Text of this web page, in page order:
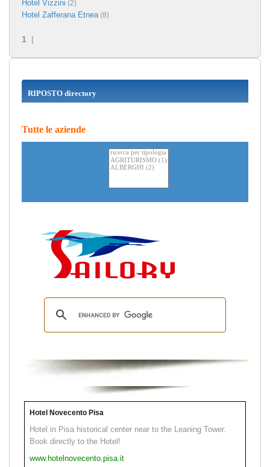
Hotel Vizzini (2)
Hotel Zafferana Etnea(8)
1 |
RIPOSTO directory
Tutte le aziende
Hotel Novecento Pisa
Hotel in Pisa historical center near to the Leaning Tower.
Book directly to the Hotel!
www.hotelnovecento.pisa.it